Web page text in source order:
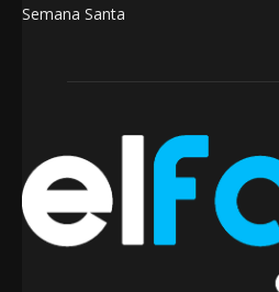
Semana Santa